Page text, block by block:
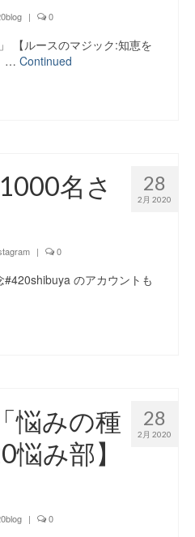
| 0
【ルースのマジック:知恵を
… Continued
28
2月 2020
名さ
| 0
のアカウントも
28
2月 2020
悩みの種
み部】
| 0